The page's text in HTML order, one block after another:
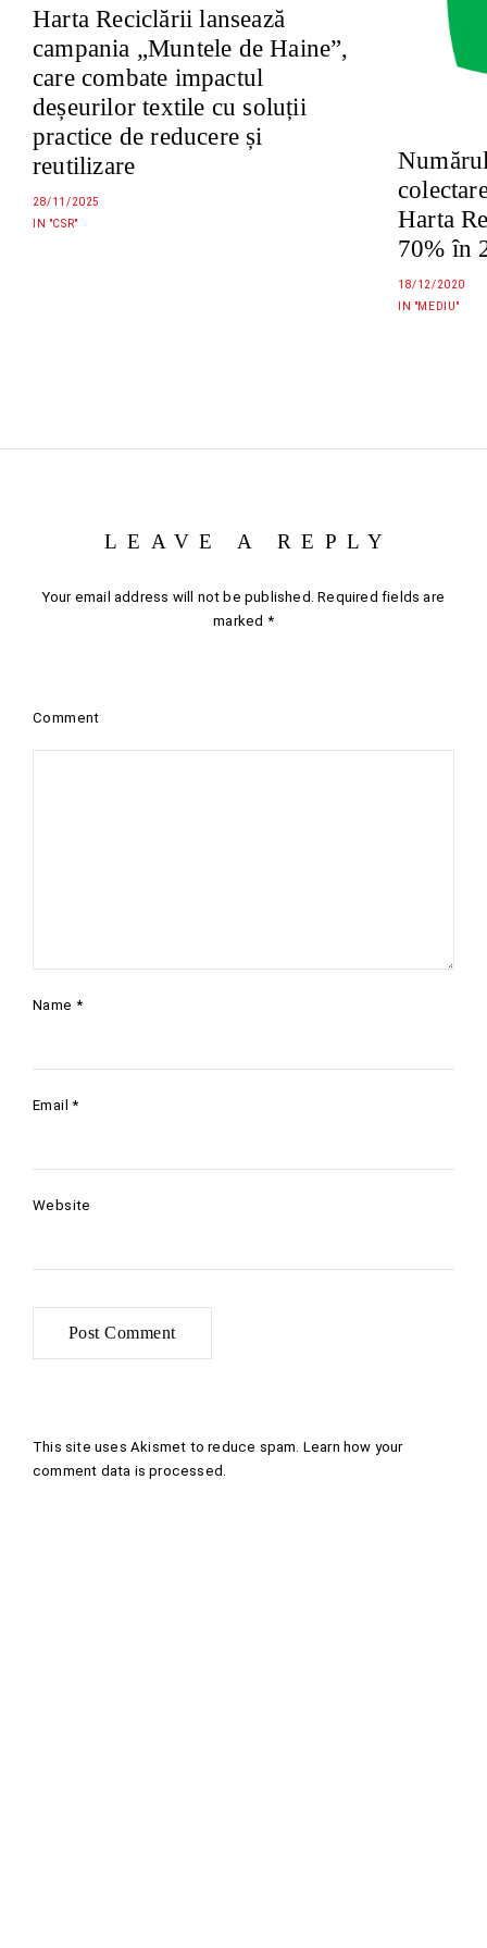
Harta Reciclării lansează
campania „Muntele de Haine”,
care combate impactul
deșeurilor textile cu soluții
practice de reducere și
reutilizare
28/11/2025
IN "CSR"
Harta
70% în
18/12/2020
IN "MEDIU"
LEAVE A REPLY
Your email address will not be published. Required fields are
marked *
Comment
Name *
Email*
Website
This site uses Akismet to reduce spam. Learn how your
comment data is processed .